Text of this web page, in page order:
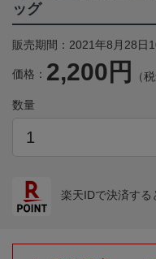
ッグ
販売期間：2021年8月28日
価格： 2,200円 （
数量
楽天IDで決済する